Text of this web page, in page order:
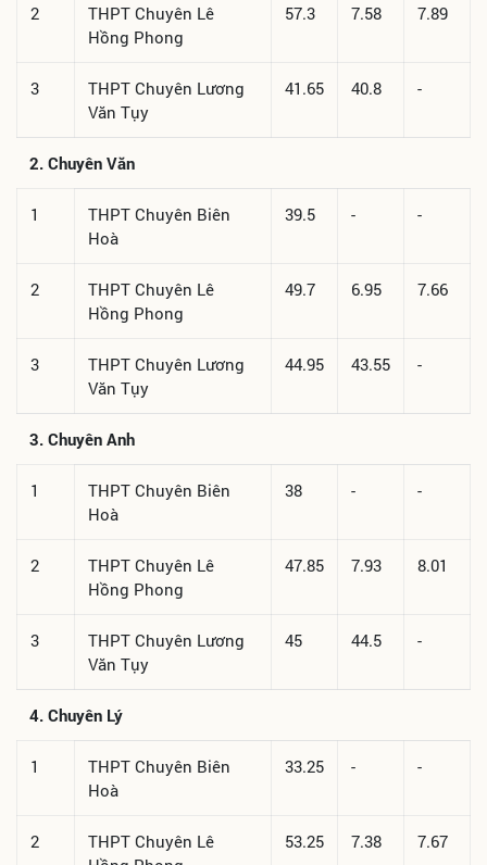
2
THPT Chuyên Lê
Hồng Phong
57.3 7.58 7.89
3
THPT Chuyên Lương
Văn Tụy
41.65 40.8 -
2. Chuyên Văn
1
THPT Chuyên Biên
Hoà
39.5 - -
2
THPT Chuyên Lê
Hồng Phong
49.7 6.95 7.66
3
THPT Chuyên Lương
Văn Tụy
44.95 43.55 -
3. Chuyên Anh
1
THPT Chuyên Biên
Hoà
38 - -
2
THPT Chuyên Lê
Hồng Phong
47.85 7.93 8.01
3
THPT Chuyên Lương
Văn Tụy
45 44.5 -
4. Chuyên Lý
1
THPT Chuyên Biên
Hoà
33.25 - -
2
THPT Chuyên Lê
53.25 7.38 7.67